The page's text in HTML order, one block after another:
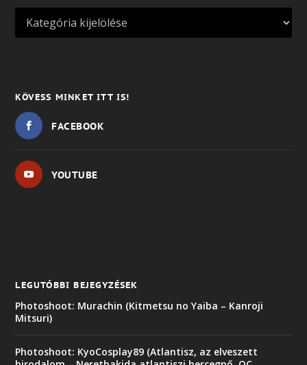
KÖVESS MINKET ITT IS!
FACEBOOK
YOUTUBE
LEGUTÓBBI BEJEGYZÉSEK
Photoshoot: Murachin (Kitmetsu no Yaiba – Kanroji
Mitsuri)
Photoshoot: KyoCosplay89 (Atlantisz, az elveszett